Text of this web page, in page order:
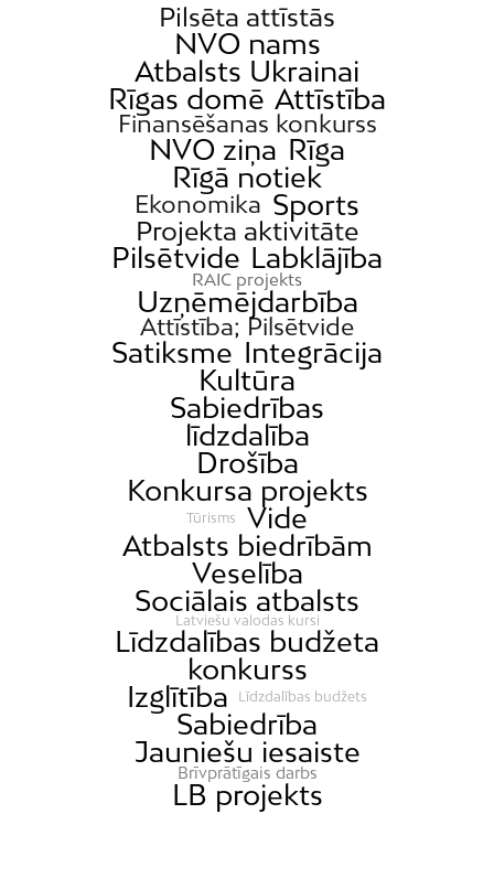
Pilsēta attīstās
NVO nams
Atbalsts Ukrainai
Rīgas domē Attīstība
Finansēšanas konkurss
NVO ziņa Rīga
Rīgā notiek
Ekonomika Sports
Projekta aktivitāte
Pilsētvide Labklājība
RAIC projekts
Uzņēmējdarbība
Attīstība; Pilsētvide
Satiksme Integrācija
Kultūra
Sabiedrības
līdzdalība
Drošība
Konkursa projekts
Tūrisms
Vide
Atbalsts biedrībām
Veselība
Sociālais atbalsts
Latviešu valodas kursi
Līdzdalības budžeta
konkurss
Izglītība
Līdzdalības budžets
Sabiedrība
Jauniešu iesaiste
Brīvprātīgais darbs
LB projekts